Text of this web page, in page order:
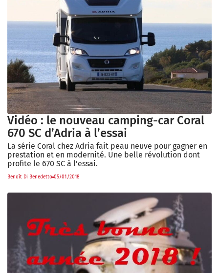
Vidéo : le nouveau camping-car Coral
670 SC d’Adria à l’essai
La série Coral chez Adria fait peau neuve pour gagner en
prestation et en modernité. Une belle révolution dont
profite le 670 SC à l’essai.
Benoît Di Benedetto 05/01/2018